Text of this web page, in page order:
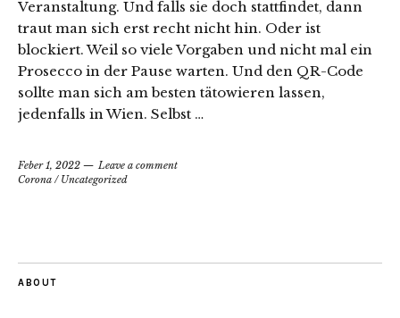
Veranstaltung. Und falls sie doch stattfindet, dann
traut man sich erst recht nicht hin. Oder ist
blockiert. Weil so viele Vorgaben und nicht mal ein
Prosecco in der Pause warten. Und den QR-Code
sollte man sich am besten tätowieren lassen,
jedenfalls in Wien. Selbst …
Feber 1, 2022
Leave a comment
Corona / Uncategorized
ABOUT